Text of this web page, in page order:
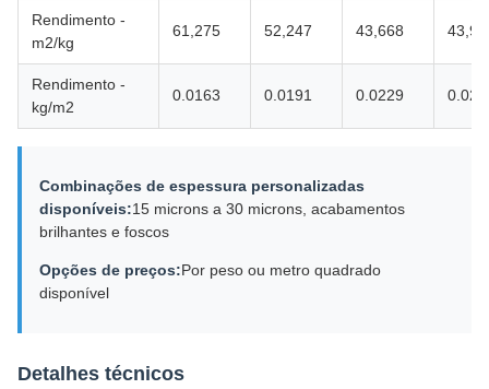
Rendimento -
m2/kg
61,275 52,247 43,668
Rendimento -
kg/m2
0.0163 0.0191 0.0229
Combinações de espessura personalizadas
disponíveis:15 microns a 30 microns, acabamentos
brilhantes e foscos
Opções de preços:Por peso ou metro quadrado
disponível
Detalhes técnicos